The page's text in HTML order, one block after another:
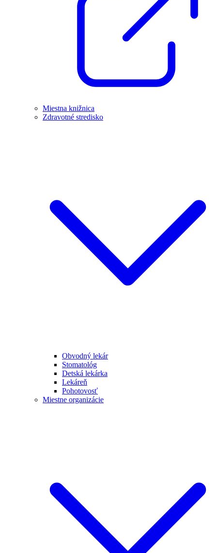
Miestna knižnica
Zdravotné stredisko
Obvodný lekár
Stomatológ
Detská lekárka
Lekáreň
Pohotovosť
Miestne organizácie